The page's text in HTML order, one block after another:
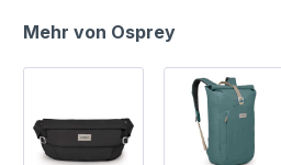
Mehr von Osprey